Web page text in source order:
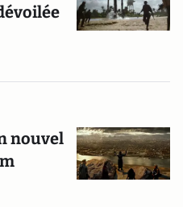
nouvel